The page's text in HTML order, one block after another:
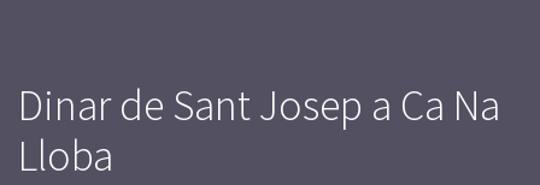
Dinar de Sant Josep a Ca Na
Lloba